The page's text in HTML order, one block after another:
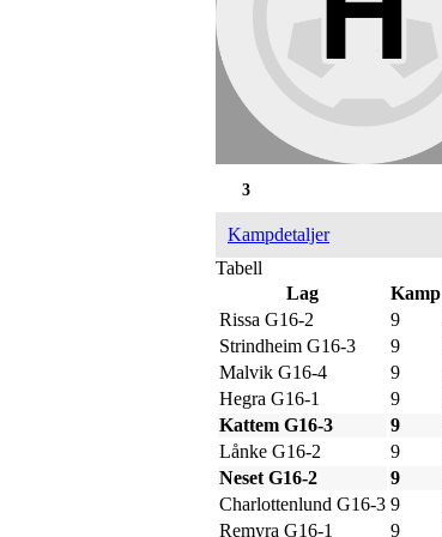
3
Kampdetaljer
Tabell
Lag
Kamp
Rissa G16-2
9
Strindheim G16-3
9
Malvik G16-4
9
Hegra G16-1
9
Kattem G16-3
9
Lånke G16-2
9
Neset G16-2
9
Charlottenlund G16-3 9
Remyra G16-1
9